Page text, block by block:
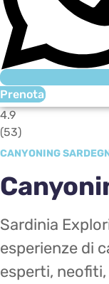
Prenota
4.9
(53)
CANYONING
Sardinia
esperienze di
esperti,